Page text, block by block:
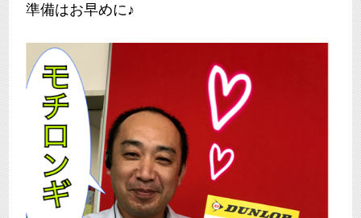
準備はお早めに♪